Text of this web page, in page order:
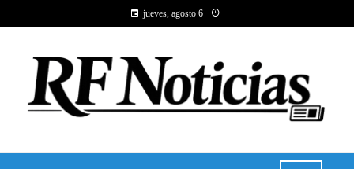
jueves, agosto 6